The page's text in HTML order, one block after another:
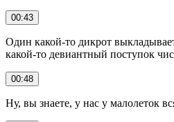
00:43
Один какой-то дикрот
какой-то девиантный поступок
00:48
Ну, вы знаете, у нас у малолеток